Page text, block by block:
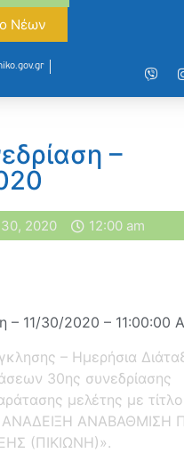
Νέων
–
2020 12:00 am
– 11/30/2020 – 11:00:00
– Ημερήσια
30ης συνεδρίασης
μελέτης με
ΑΝΑΒΑΘΜΙΣΗ
(ΠΙΚΙΩΝΗ)».